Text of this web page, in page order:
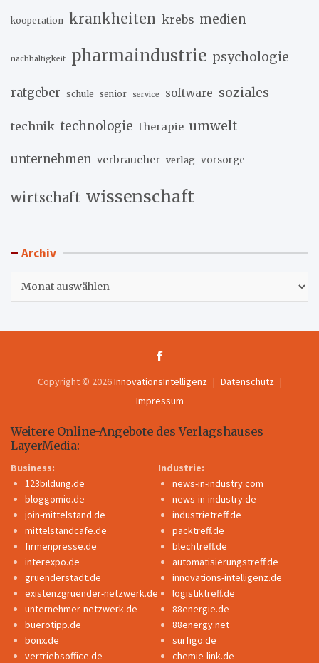
kooperation krankheiten krebs medien
nachhaltigkeit pharmaindustrie psychologie
ratgeber schule senior service software soziales
technik technologie therapie umwelt
unternehmen verbraucher verlag vorsorge
wirtschaft wissenschaft
Archiv
Copyright © 2026InnovationsIntelligenz
Datenschutz
Impressum
Weitere Online-Angebote des Verlagshauses
LayerMedia:
Business:
123bildung.de
bloggomio.de
join-mittelstand.de
mittelstandcafe.de
firmenpresse.de
interexpo.de
gruenderstadt.de
existenzgruender-netzwerk.de
unternehmer-netzwerk.de
buerotipp.de
bonx.de
vertriebsoffice.de
Industrie:
news-in-industry.com
news-in-industry.de
industrietreff.de
packtreff.de
blechtreff.de
automatisierungstreff.de
innovations-intelligenz.de
logistiktreff.de
88energie.de
88energy.net
surfigo.de
chemie-link.de